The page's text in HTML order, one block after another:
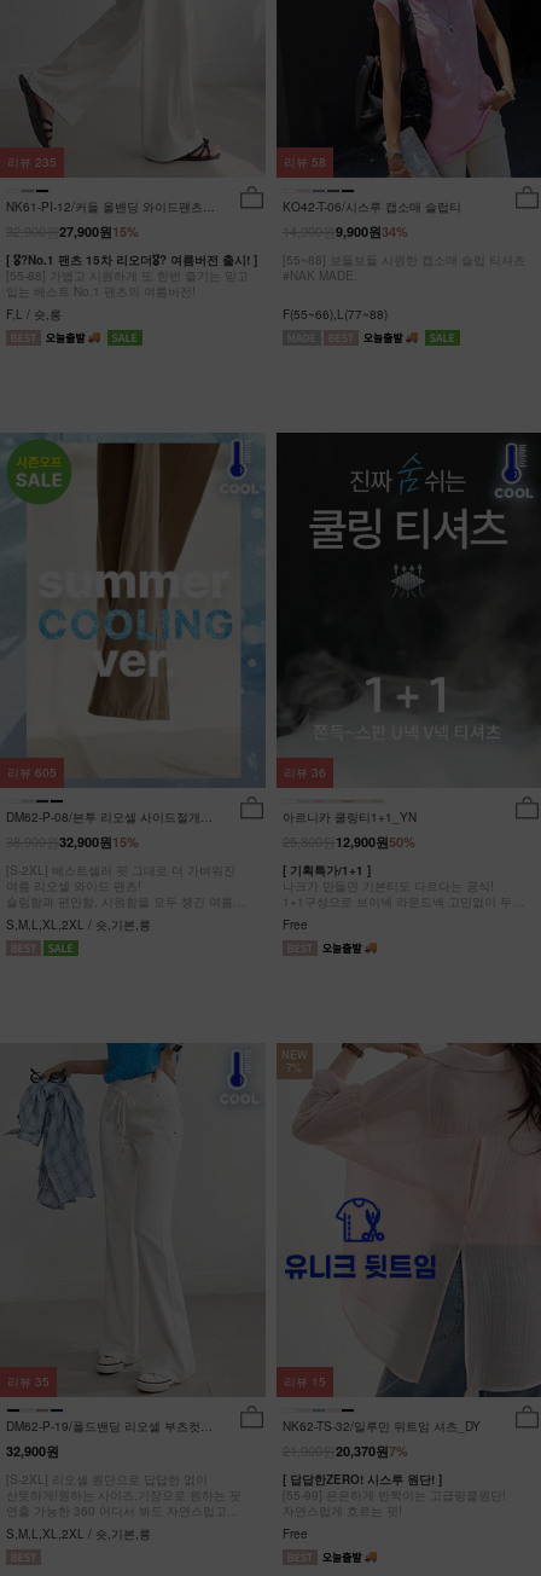
NK61-PI-12/커들 올밴딩 와이드팬츠
15%
27,900원
[ 🎖?No.1 팬츠 15차 리오더🎖? 여름버전 출시! ]
[55-88] 가볍고 시원하게 또 한번 즐기는 믿고
입는 베스트 No.1 팬츠의 여름버전!
F,L / 숏,롱
리뷰 235
KO42-T-06/시스루 캡소매 슬럽티
34%
9,900원
[55~88] 보들보들 시원한 캡소매 슬럽 티셔츠
#NAK MADE.
F(55~66),L(77~88)
리뷰 58
DM62-P-08/븐투 리오셀 사이드절개팬
15%
32,900원
[S-2XL] 베스트셀러 핏 그대로 더 가벼워진
여름 리오셀 와이드 팬츠!
슬림함과 편안함, 시원함을 모두 챙긴 여름
완전정복 팬츠
S,M,L,XL,2XL / 숏,기본,롱
리뷰 605
아르니카 쿨링티1+1_YN
50%
12,900원
[ 기획특가/1+1 ]
나크가 만들면 기본티도 다르다는 공식!
1+1구성으로 브이넥 라운드넥 고민없이 두장
다 챙겨가세요
Free
리뷰 36
DM62-P-19/폴드밴딩 리오셀 부츠컷팬
32,900원
[S-2XL] 리오셀 원단으로 답답한 없이
산뜻하게!원하는 사이즈,기장으로 원하는 핏
연출 가능한 360 어디서 봐도 자연스럽고
균형잡힌 부츠컷 팬츠
S,M,L,XL,2XL / 숏,기본,롱
리뷰 35
NEW
7%
NK62-TS-32/일루민 뒤트임 셔츠_DY
7%
20,370원
[ 답답한ZERO! 시스루 원단! ]
[55-99] 은은하게 반짝이는 고급링클원단!
자연스럽게 흐르는 핏!
Free
리뷰 15